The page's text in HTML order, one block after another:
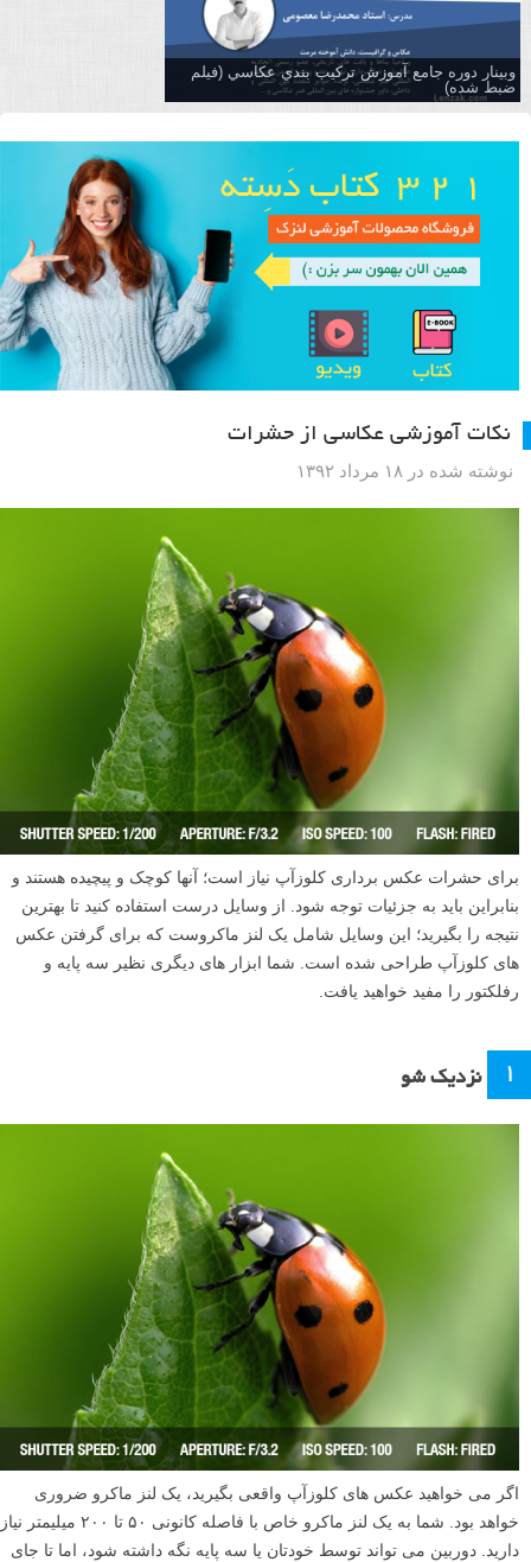
وبینار دوره جامع آموزش تركيب بندي عكاسي (فیلم
ضبط شده)
نکات آموزشی عکاسی از حشرات
نوشته شده در ۱۸ مرداد ۱۳۹۲
برای حشرات عکس برداری کلوزآپ نیاز است؛ آنها کوچک و پیچیده هستند و
بنابراین باید به جزئیات توجه شود. از وسایل درست استفاده کنید تا بهترین
نتیجه را بگیرید؛ این وسایل شامل یک لنز ماکروست که برای گرفتن عکس
های کلوزآپ طراحی شده است. شما ابزار های دیگری نظیر سه پایه و
رفلکتور را مفید خواهید یافت.
۱ نزدیک شو
اگر می خواهید عکس های کلوزآپ واقعی بگیرید، یک لنز ماکرو ضروری
خواهد بود. شما به یک لنز ماکرو خاص با فاصله کانونی ۵۰ تا ۲۰۰ میلیمتر نیاز
دارید. دوربین می تواند توسط خودتان یا سه پایه نگه داشته شود، اما تا جای